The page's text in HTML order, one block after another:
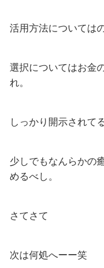
活用方法については
選択についてはお金
れ。
しっかり開示されて
少しでもなんらかの
めるべし。
さてさて
次は何処へーー笑